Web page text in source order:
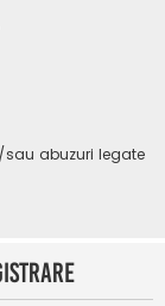
abuzuri legate